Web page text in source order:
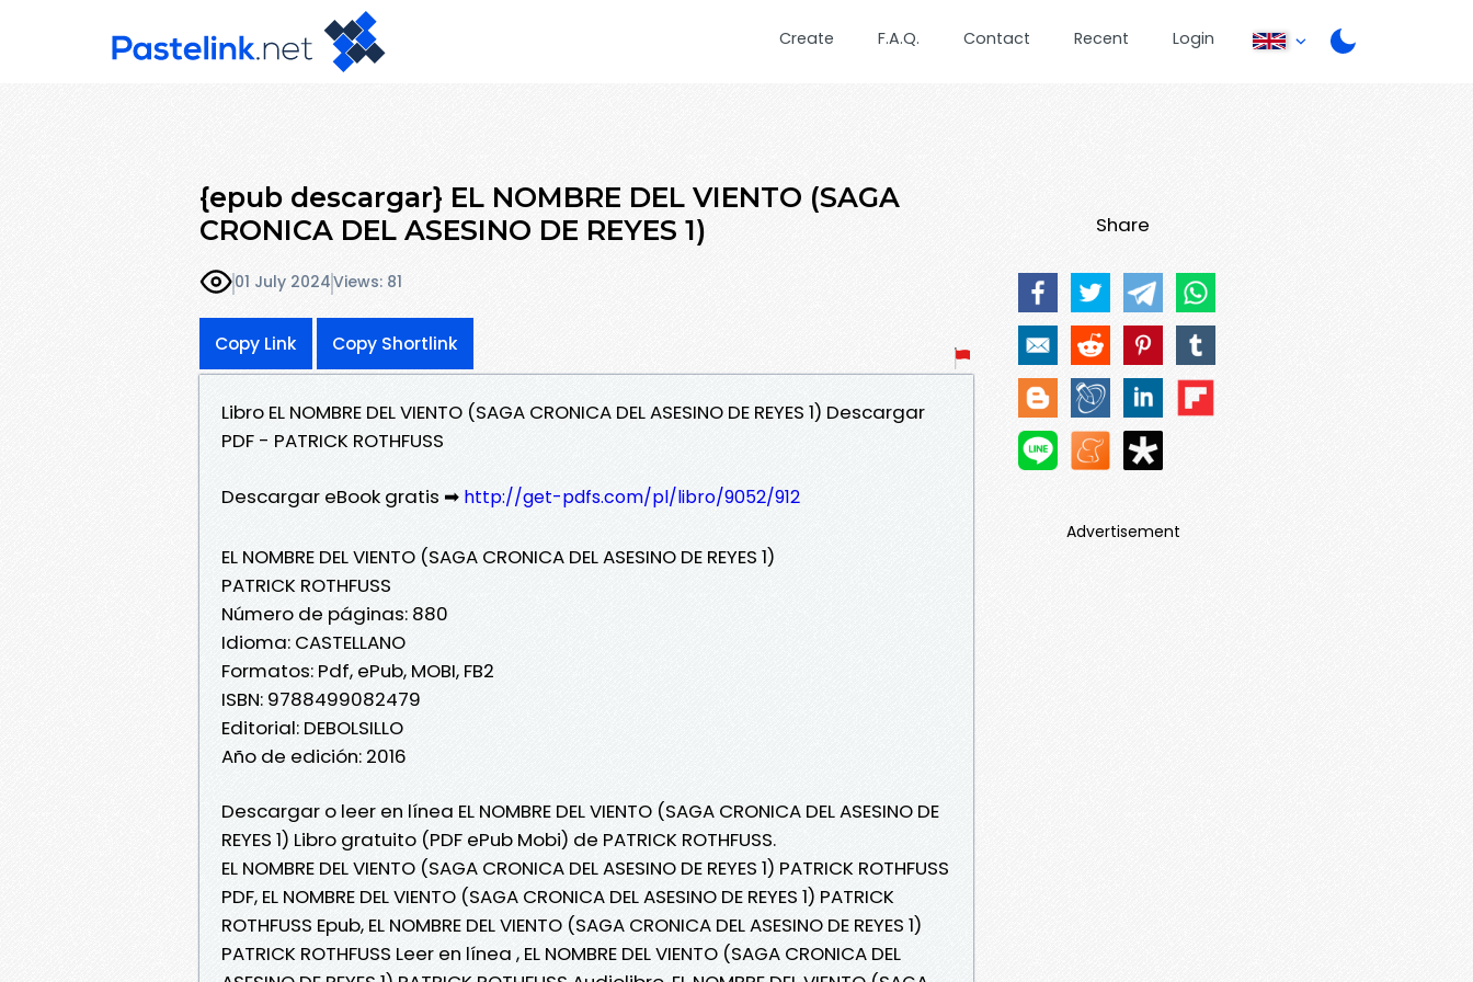
Create F.A.Q. Contact Recent Login
{epub descargar} EL NOMBRE DEL VIENTO (SAGA
CRONICA DEL ASESINO DE REYES 1)
01 July 2024Views: 81
Copy Link Copy Shortlink
Libro EL NOMBRE DEL VIENTO (SAGA CRONICA DEL ASESINO DE REYES 1) Descargar
PDF - PATRICK ROTHFUSS
Descargar eBook gratis ➡ http://get-pdfs.com/pl/libro/9052/912
EL NOMBRE DEL VIENTO (SAGA CRONICA DEL ASESINO DE REYES 1)
PATRICK ROTHFUSS
Número de páginas: 880
Idioma: CASTELLANO
Formatos: Pdf, ePub, MOBI, FB2
ISBN: 9788499082479
Editorial: DEBOLSILLO
Año de edición: 2016
Descargar o leer en línea EL NOMBRE DEL VIENTO (SAGA CRONICA DEL ASESINO DE
REYES 1) Libro gratuito (PDF ePub Mobi) de PATRICK ROTHFUSS.
EL NOMBRE DEL VIENTO (SAGA CRONICA DEL ASESINO DE REYES 1) PATRICK ROTHFUSS
PDF, EL NOMBRE DEL VIENTO (SAGA CRONICA DEL ASESINO DE REYES 1) PATRICK
ROTHFUSS Epub, EL NOMBRE DEL VIENTO (SAGA CRONICA DEL ASESINO DE REYES 1)
PATRICK ROTHFUSS Leer en línea , EL NOMBRE DEL VIENTO (SAGA CRONICA DEL
Share
Advertisement